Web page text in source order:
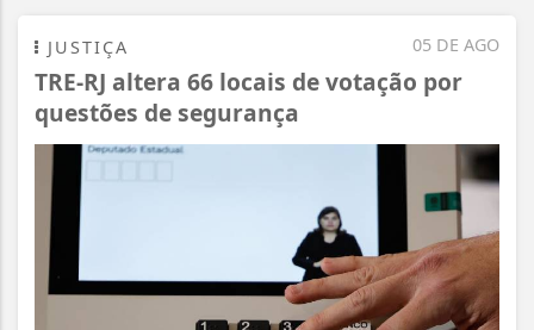
05 DE AGO
JUSTIÇA
TRE-RJ altera 66 locais de votação por
questões de segurança